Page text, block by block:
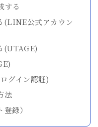
する
公式アカウン
(UTAGE)
グイン認証)
法
録）